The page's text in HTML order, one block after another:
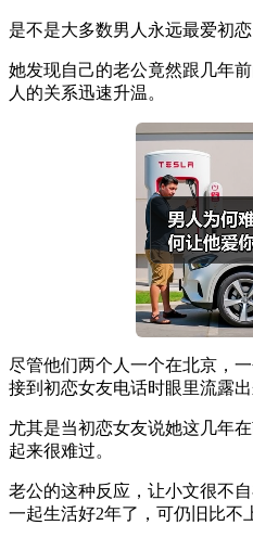
是不是大多数男人永远最爱初
她发现自己的老公竟然跟几年
人的关系迅速升温。
尽管他们两个人一个在北京，
接到初恋女友电话时眼里流露出
尤其是当初恋女友说她这几年
起来很难过。
老公的这种反应，让小文很不
一起生活好2年了，可仍旧比不